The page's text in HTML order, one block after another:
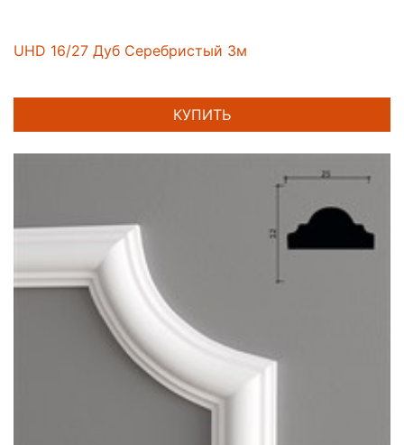
UHD 16/27 Дуб Серебристый 3м
КУПИТЬ